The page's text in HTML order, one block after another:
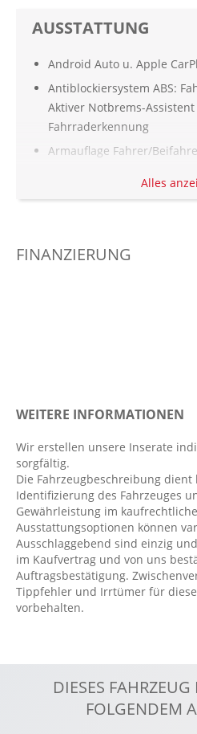
AUSSTATTUNG
Android Auto u. Apple
Antiblockiersystem ABS:
Aktiver Notbrems-
Fahrraderkennung
Armauflage Fahrer/
Automatisch abblendender
Außenspiegel elekt. und
Bordcomputer
Elektr. Stabilitätsprogramm
Fahrer- /Beifahrerairbag
Fahrer-/Beifahrersitz
Fahrlichtautomatik
Fensterheber elektrisch 2-
Geschwindigkeitsbegrenzer
Handyvorbereitung
ISOFIX
Klimaanlage
Kopfstützen vorn und
LED-Scheinwerfer
Alles
FINANZIERUNG
WEITERE INFORMATIONEN
Wir erstellen unsere Inserate
sorgfältig.
Die Fahrzeugbeschreibung
Identifizierung des Fahrzeuges
Gewährleistung im
Ausstattungsoptionen können
Ausschlaggebend sind einzig
im Kaufvertrag und von uns
Auftragsbestätigung.
Tippfehler und Irrtümer für
vorbehalten.
DIESES
FOLGENDEM